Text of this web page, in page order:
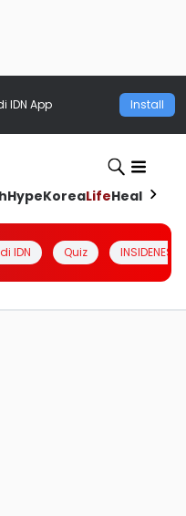
IDN App Install
HypeKoreaLifeHealth
IDN Quiz INSIDENESIA